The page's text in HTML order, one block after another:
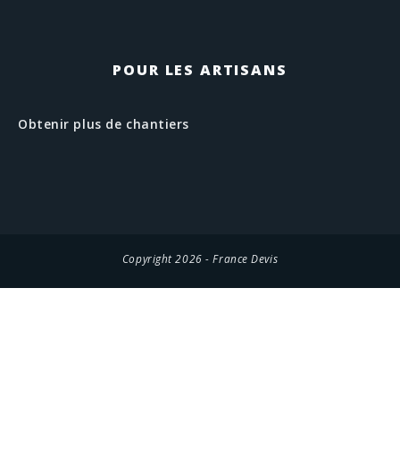
POUR LES ARTISANS
Obtenir plus de chantiers
Copyright 2026 - France Devis